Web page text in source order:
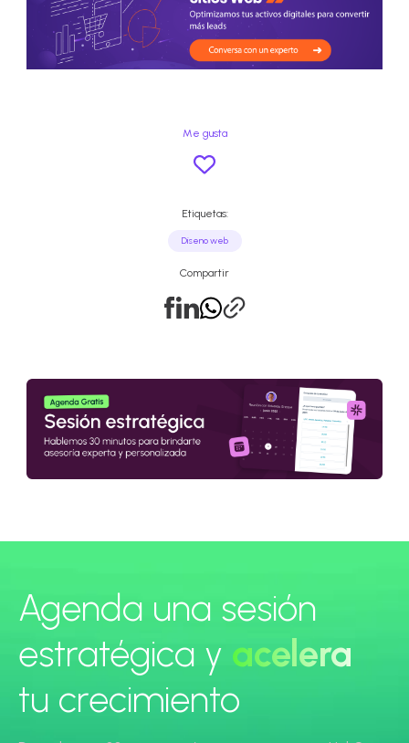
Me gusta
Etiquetas:
Diseno web
Compartir
Agenda una sesión
estratégica y acelera
tu crecimiento